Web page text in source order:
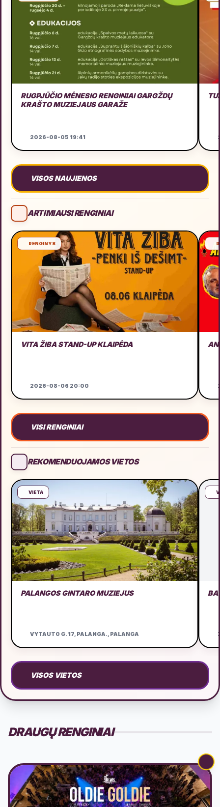
RUGPJŪČIO MĖNESIO RENGINIAI GARGŽDŲ
KRAŠTO MUZIEJAUS GARAŽE
2026-08-05 19:41
VISOS NAUJIENOS
ARTIMIAUSI RENGINIAI
RENGINYS
VITA ŽIBA STAND-UP KLAIPĖDA
2026-08-06 20:00
VISI RENGINIAI
REKOMENDUOJAMOS VIETOS
VIETA
PALANGOS GINTARO MUZIEJUS
VYTAUTO G. 17, PALANGA., PALANGA
VISOS VIETOS
DRAUGŲ RENGINIAI